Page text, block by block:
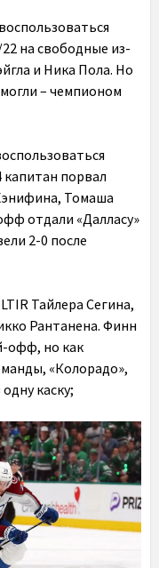
на свободные из-
и Ника Пола. Но
– чемпионом
капитан порвал
Томаша
отдали «Далласу»
2-0 после
Тайлера Сегина,
Рантанена. Финн
офф, но как
«Колорадо»,
каску;